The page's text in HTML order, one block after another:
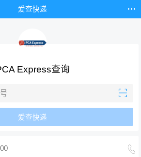
爱查快递 
Express查询

爱查快递
